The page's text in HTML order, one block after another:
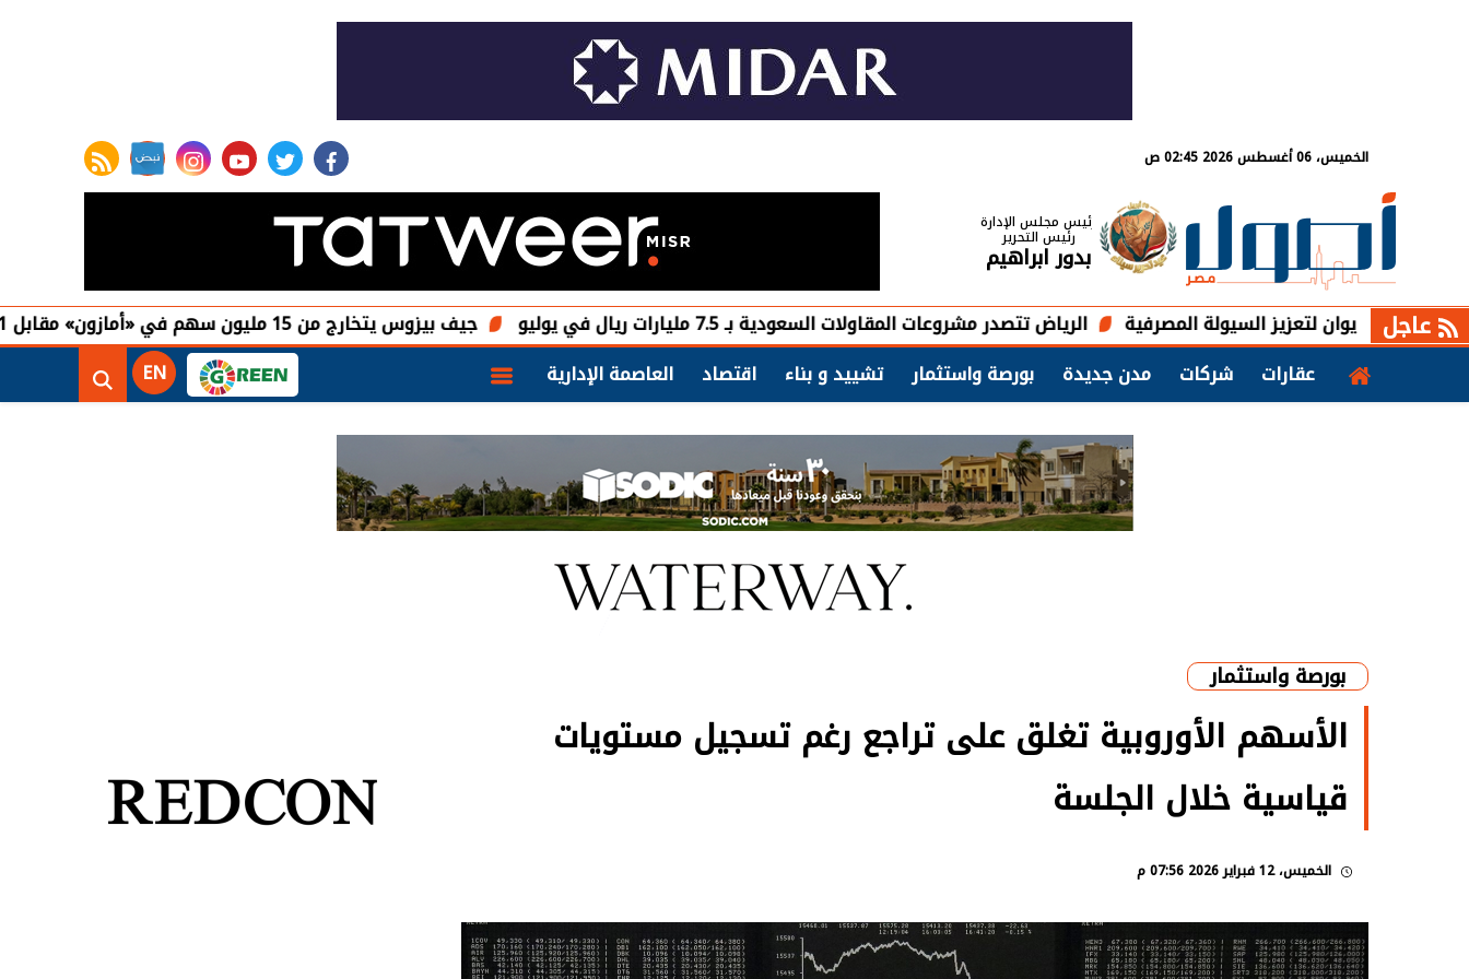
الخميس، 06 أغسطس 2026 02:45 ص facebook
twitter
youtube
instagram
rss feed
رئيس مجلس الإدارة
رئيس التحرير
بدور ابراهيم
عاجل جيف بيزوس يتخارج من 15 مليون سهم في «أمازون» مقابل 4.1 مليارات دولار
الرياض تتصدر مشروعات المقاولات السعودية بـ 7.5 مليارات ريال في يوليو
عقارات
شركات مدن جديدة بورصة واستثمار تشييد و بناء اقتصاد العاصمة الإدارية EN
بورصة واستثمار
الأسهم الأوروبية تغلق على تراجع رغم تسجيل مستويات
قياسية خلال الجلسة
الخميس، 12 فبراير 2026 07:56 م